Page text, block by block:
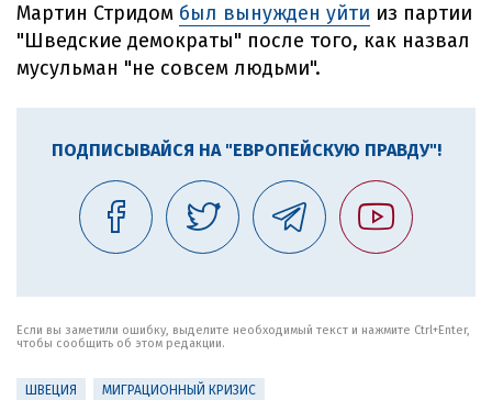
Мартин Стридом был вынужден уйти из партии
"Шведские демократы" после того, как назвал
мусульман "не совсем людьми".
ПОДПИСЫВАЙСЯ НА "ЕВРОПЕЙСКУЮ ПРАВДУ"!
Если вы заметили ошибку, выделите необходимый текст и нажмите Ctrl+Enter,
чтобы сообщить об этом редакции.
ШВЕЦИЯ МИГРАЦИОННЫЙ КРИЗИС